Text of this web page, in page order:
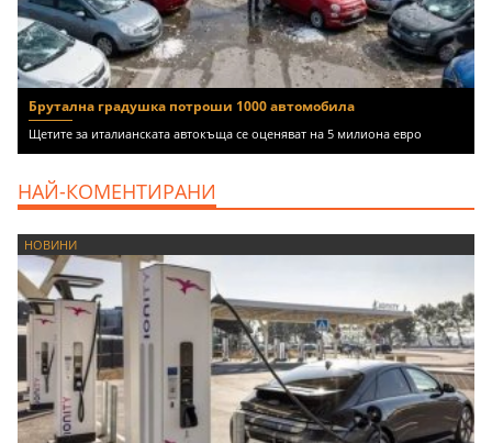
Брутална градушка потроши 1000 автомобила
Щетите за италианската автокъща се оценяват на 5 милиона евро
НАЙ-КОМЕНТИРАНИ
НОВИНИ